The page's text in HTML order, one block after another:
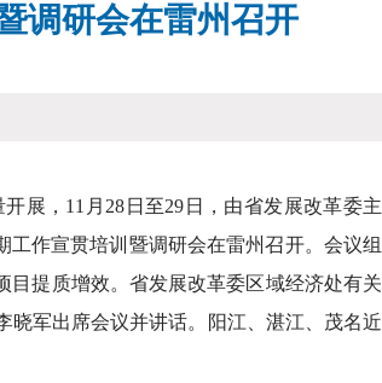
调研会在雷州召开
展，11月28日至29日，由省发展改革委主
作宣贯培训暨调研会在雷州召开。会议组
提质增效。省发展改革委区域经济处有关
晓军出席会议并讲话。阳江、湛江、茂名近